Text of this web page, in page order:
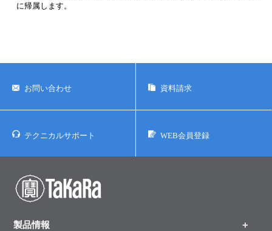
に帰属します。
お問い合わせ 資料請求
テクニカルサポート WEB会員登録
製品情報